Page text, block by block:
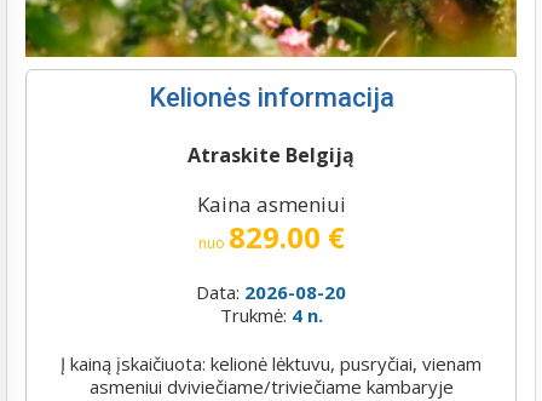
Kelionės informacija
Atraskite Belgiją
Kaina asmeniui
nuo 829.00 €
Data: 2026-08-20
Trukmė: 4 n.
Į kainą įskaičiuota: kelionė lėktuvu, pusryčiai, vienam
asmeniui dviviečiame/triviečiame kambaryje